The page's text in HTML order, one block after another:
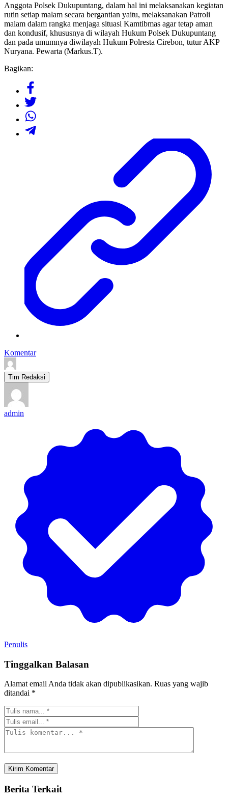
Anggota Polsek Dukupuntang, dalam hal ini melaksanakan kegiatan
rutin setiap malam secara bergantian yaitu, melaksanakan Patroli
malam dalam rangka menjaga situasi Kamtibmas agar tetap aman
dan kondusif, khususnya di wilayah Hukum Polsek Dukupuntang
dan pada umumnya diwilayah Hukum Polresta Cirebon, tutur AKP
Nuryana. Pewarta (Markus.T).
Bagikan:
Komentar
Tim Redaksi
admin
Penulis
Tinggalkan Balasan
Alamat email Anda tidak akan dipublikasikan. Ruas yang wajib
ditandai *
Berita Terkait